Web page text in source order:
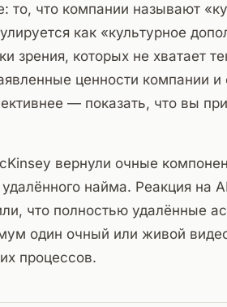
то, что компании называют
как «культурное
зрения, которых не хватает
ценности компании
— показать, что вы
вернули очные
найма. Реакция на
что полностью удалённые
один очный или живой
процессов.